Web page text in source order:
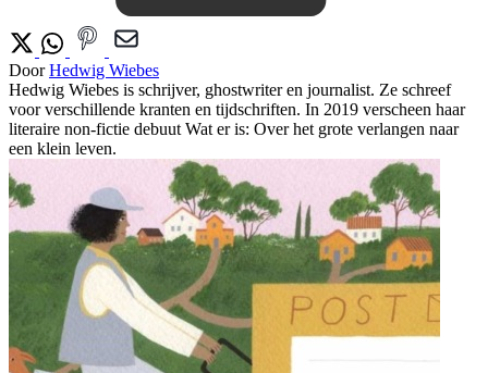
Door Hedwig Wiebes
Hedwig Wiebes is schrijver, ghostwriter en journalist. Ze schreef
voor verschillende kranten en tijdschriften. In 2019 verscheen haar
literaire non-fictie debuut Wat er is: Over het grote verlangen naar
een klein leven.